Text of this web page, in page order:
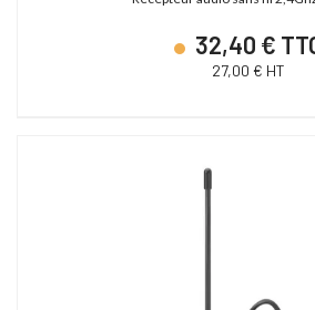
32,40 €
27,00 € HT